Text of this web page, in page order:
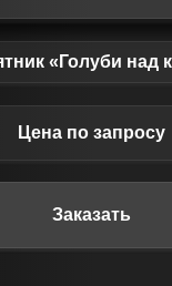
«Голуби над
Цена по запросу
Заказать